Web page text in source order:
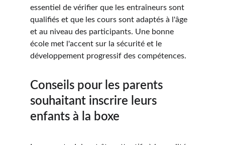
essentiel de vérifier que les entraîneurs sont
qualifiés et que les cours sont adaptés à l'âge
et au niveau des participants. Une bonne
école met l'accent sur la sécurité et le
développement progressif des compétences.
Conseils pour les parents
souhaitant inscrire leurs
enfants à la boxe